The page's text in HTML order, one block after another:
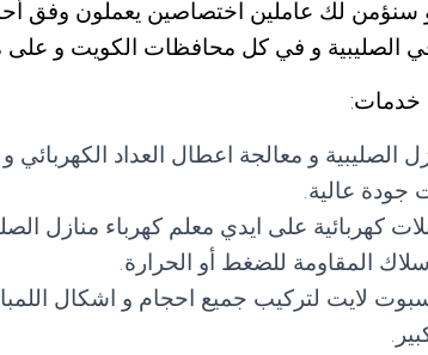
و سنؤمن لك عاملين اختصاصين يعملون وفق
في الصليبية و في كل محافظات الكويت و على
خدمات:
الصليبية و معالجة اعطال العداد الكهربائي
جودة عالية.
كهربائية على ايدي معلم كهرباء منازل
المقاومة للضغط أو الحرارة.
لايت لتركيب جميع احجام و اشكال